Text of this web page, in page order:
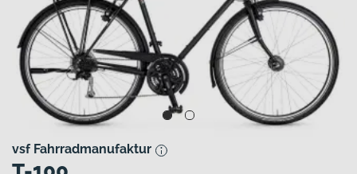
vsf Fahrradmanufaktur